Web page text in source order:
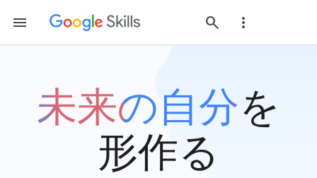
未来の自分を
形作る